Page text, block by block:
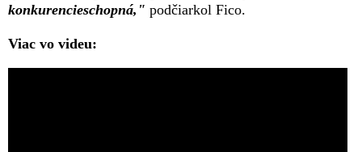
konkurencieschopná," podčiarkol Fico.
Viac vo videu: